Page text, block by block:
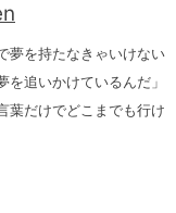
夢を持たなきゃいけない
追いかけているんだ」
だけでどこまでも行け